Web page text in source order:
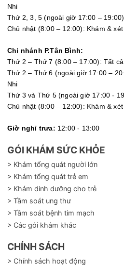
Nhi
Thứ 2, 3, 5 (ngoài giờ 17:00 –
Chủ nhật (8:00 – 12:00): Khám &
Chi nhánh P.Tân Bình:
Thứ 2 – Thứ 7 (8:00 – 17:00): Tất
Thứ 2 – Thứ 6 (ngoài giờ 17:00 –
Nhi
Thứ 3 và Thứ 5 (ngoài giờ 17:00 -
Chủ nhật (8:00 – 12:00): Khám &
Giờ nghỉ trưa: 12:00 - 13:00
GÓI KHÁM SỨC KHỎE
> Khám tổng quát người lớn
> Khám tổng quát trẻ em
> Khám dinh dưỡng cho trẻ
> Tầm soát ung thư
> Tầm soát bệnh tim mạch
> Các gói khám khác
CHÍNH SÁCH
> Chính sách hoạt động